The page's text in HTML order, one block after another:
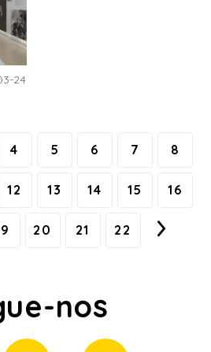
24
4 5 6 7 8
12 13 14 15 16
20 21 22
nos